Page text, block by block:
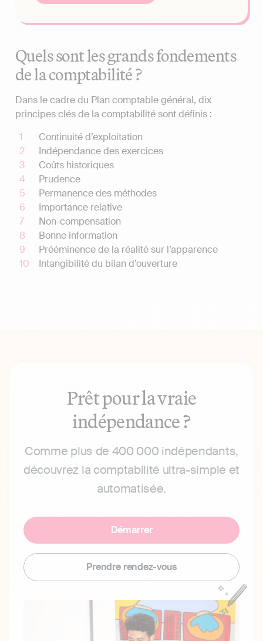
Quels sont les grands fondements
de la comptabilité ?
Dans le cadre du Plan comptable général, dix
principes clés de la comptabilité sont définis :
Continuité d’exploitation
Indépendance des exercices
Coûts historiques
Prudence
Permanence des méthodes
Importance relative
Non-compensation
Bonne information
Prééminence de la réalité sur l’apparence
Intangibilité du bilan d’ouverture
Prêt pour la vraie
indépendance ?
Comme plus de 400 000 indépendants,
découvrez la comptabilité ultra-simple et
automatisée.
Démarrer
Prendre rendez-vous